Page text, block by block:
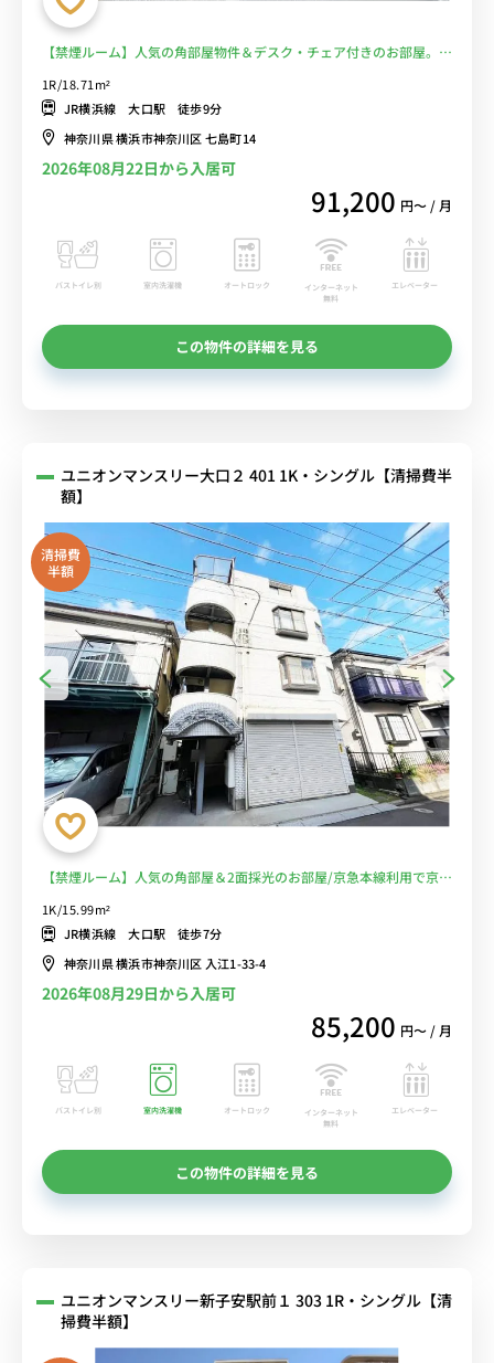
【禁煙ルーム】人気の角部屋物件＆デスク・チェア付きのお部屋。大
クセス可能■選べるWi-Fi格安レンタル中！
1R/18.71m²
JR横浜線 大口駅 徒歩9分
神奈川県 横浜市神奈川区 七島町14
2026年08月22日から入居可
91,200 円〜 / 月
バストイレ別 室内洗濯機 オートロック
インターネット
無料
エレベーター
この物件の詳細を見る
ユニオンマンスリー大口２ 401 1K・シングル【清掃費半
額】
清掃費
半額
【禁煙ルーム】人気の角部屋＆2面採光のお部屋/京急本線利用で京急
ウントストア・MEGAドン・キホーテやライフがあり買い物に便利■
選べるWi-Fi格安レンタル中！
1K/15.99m²
JR横浜線 大口駅 徒歩7分
神奈川県 横浜市神奈川区 入江1-33-4
2026年08月29日から入居可
85,200 円〜 / 月
バストイレ別 室内洗濯機 オートロック
インターネット
無料
エレベーター
この物件の詳細を見る
ユニオンマンスリー新子安駅前１ 303 1R・シングル【清
掃費半額】